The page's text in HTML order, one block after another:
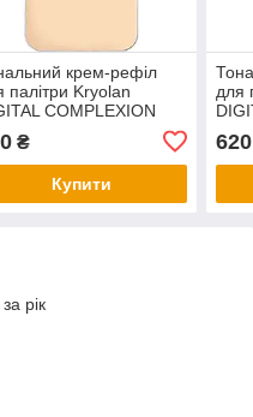
крем-рефіл
палітри Kryolan
COMPLEXION
₴
Купити
для
620
рік